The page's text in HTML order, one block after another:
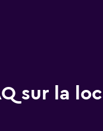
sur la